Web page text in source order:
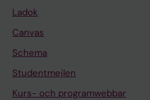
Ladok
Canvas
Schema
Studentmejlen
Kurs- och programwebbar